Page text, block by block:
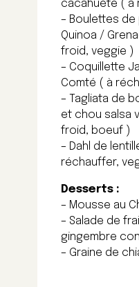
cacahuète ( à
– Boulettes
Quinoa /
froid, veggie )
– Coquillette
Comté ( à
– Tagliata de
et chou salsa
froid, boeuf )
– Dahl de
réchauffer,
Desserts :
– Mousse au
– Salade de
gingembre
– Graine de